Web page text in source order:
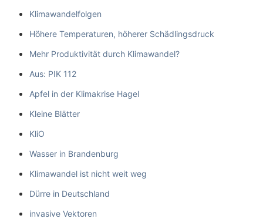
Klimawandelfolgen
Höhere Temperaturen, höherer Schädlingsdruck
Mehr Produktivität durch Klimawandel?
Aus: PIK 112
Apfel in der Klimakrise Hagel
Kleine Blätter
KliO
Wasser in Brandenburg
Klimawandel ist nicht weit weg
Dürre in Deutschland
invasive Vektoren